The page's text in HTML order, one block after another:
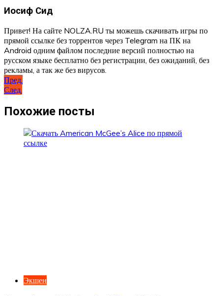
Иосиф Сид
Привет! На сайте NOLZA.RU ты можешь скачивать игры по
прямой ссылке без торрентов через Telegram на ПК на
Android одним файлом последние версий полностью на
русском языке бесплатно без регистрации, без ожиданий, без
рекламы, а так же без вирусов.
Навигация
по
записям
Пред.
След.
Похожие посты
Экшен